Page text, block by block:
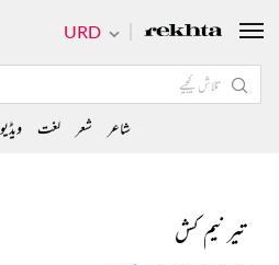
تیر نیم کش
URD
شاعر شعر لغت ویڈیو